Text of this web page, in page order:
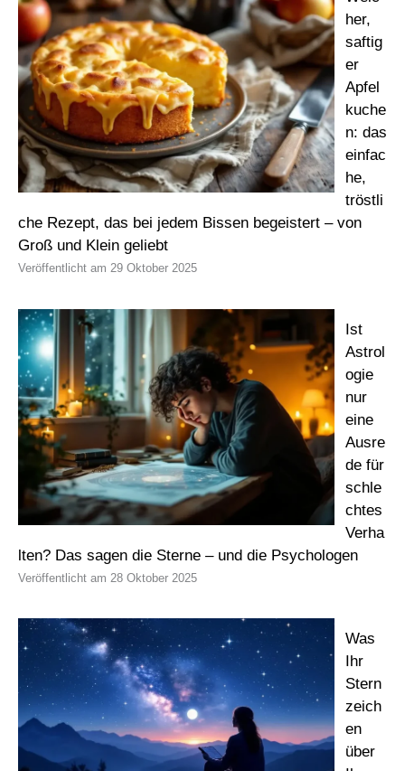
her,
saftig
er
Apfel
kuche
n: das
einfac
he,
tröstli
che Rezept, das bei jedem Bissen begeistert – von
Groß und Klein geliebt
29 Oktober 2025
Ist
Astrol
ogie
nur
eine
Ausre
de für
schle
chtes
Verha
lten? Das sagen die Sterne – und die Psychologen
28 Oktober 2025
Was
Ihr
Stern
zeich
en
über